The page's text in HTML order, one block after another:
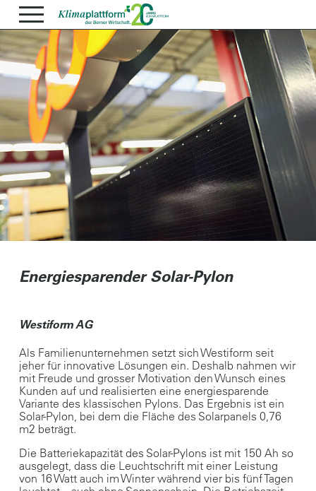
Energiesparender Solar-Pylon
Westiform AG
Als Familienunternehmen setzt sich Westiform seit
jeher für innovative Lösungen ein. Deshalb nahmen wir
mit Freude und grosser Motivation den Wunsch eines
Kunden auf und realisierten eine energiesparende
Variante des klassischen Pylons. Das Ergebnis ist ein
Solar-Pylon, bei dem die Fläche des Solarpanels 0,76
m2 beträgt.
Die Batteriekapazität des Solar-Pylons ist mit 150 Ah so
ausgelegt, dass die Leuchtschrift mit einer Leistung
von 16 Watt auch im Winter während vier bis fünf Tagen